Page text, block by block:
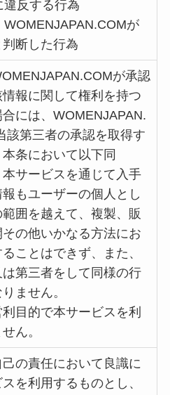
違反する行為
WOMENJAPAN.COMが
断した行為
が承認
報に関して権利を持つ
には、WOMENJAPAN.
該第三者の承認を取得す
条において以下同
本サービスを通じて入手
もユーザーの個人とし
囲を越えて、複製、販
の他いかなる方法にお
ことはできず、また、
第三者をして同様の行
ません。
目的で本サービスを利
ん。
の責任において良識に
を利用するものとし、